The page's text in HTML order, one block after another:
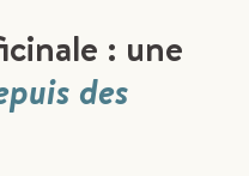
: une
des